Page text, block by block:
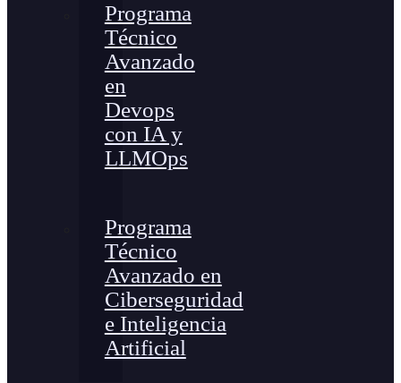
Programa
Técnico
Avanzado
en
Devops
con IA y
LLMOps
Programa
Técnico
Avanzado en
Ciberseguridad
e Inteligencia
Artificial